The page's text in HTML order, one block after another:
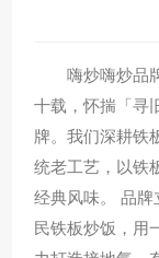
嗨炒嗨炒品
十载，怀揣「寻
牌。我们深耕铁
统老工艺，以铁
经典风味。 品牌
民铁板炒饭，用